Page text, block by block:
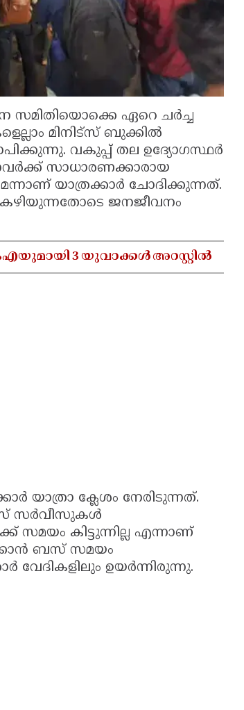
സമിതിയൊക്കെ ഏറെ ചർച്ച
മിനിട്സ് ബുക്കിൽ
വകുപ്പ് തല ഉദ്യോഗസ്ഥർ
സാധാരണക്കാരായ
യാത്രക്കാർ ചോദിക്കുന്നത്.
ജനജീവനം
3 യുവാക്കൾ അറസ്റ്റിൽ
യാത്രാ ക്ലേശം നേരിടുന്നത്.
സർവീസുകൾ
സമയം കിട്ടുന്നില്ല എന്നാണ്
ബസ് സമയം
വേദികളിലും ഉയർന്നിരുന്നു.